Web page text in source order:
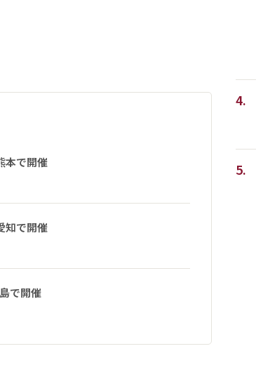
本で開催
知で開催
で開催
4.
5.